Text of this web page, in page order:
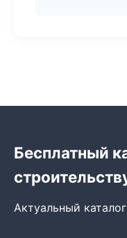
Бесплатный
Актуальный